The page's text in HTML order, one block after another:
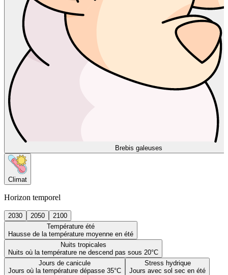
Brebis galeuses
Climat
Horizon temporel
2030 2050
2100
Température été
Hausse de la température moyenne en été
Nuits tropicales
Nuits où la température ne descend pas sous 20°C
Jours de canicule
Jours où la température dépasse 35°C
Stress hydrique
Jours avec sol sec en été